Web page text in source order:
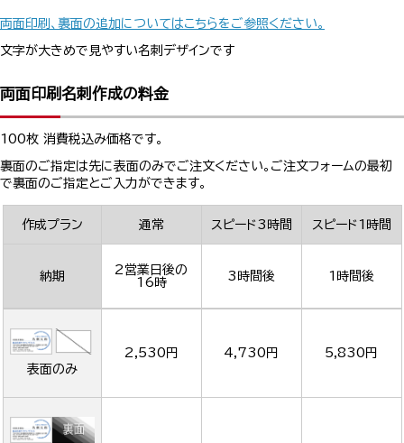
両面印刷、裏面の追加についてはこちらをご参照ください。
文字が大きめで見やすい名刺デザインです
両面印刷名刺作成の料金
100枚 消費税込み価格です。
裏面のご指定は先に表面のみでご注文ください。ご注文フォームの最初
で裏面のご指定とご入力ができます。
作成プラン 通常 スピード3時間 スピード1時間
納期
2営業日後の
16時
3時間後 1時間後
表面のみ
2,530円 4,730円 5,830円